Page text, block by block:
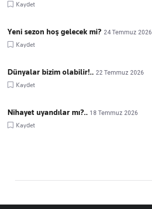
Kaydet
Yeni sezon hoş gelecek mi? 24 Temmuz 2026
Kaydet
Dünyalar bizim olabilir!.. 22 Temmuz 2026
Kaydet
Nihayet uyandılar mı?.. 18 Temmuz 2026
Kaydet